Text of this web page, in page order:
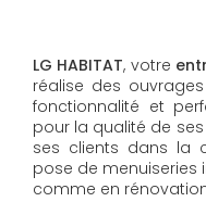
LG HABITAT, votre
réalise des
fonctionnalité et
pour la qualité de
ses clients dans la
pose de menuiseries
comme en